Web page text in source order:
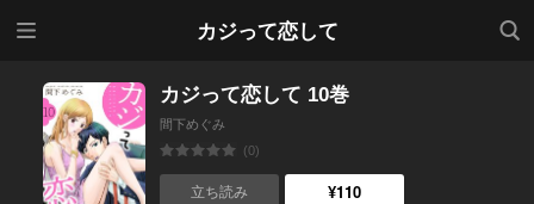
カジって恋して
検索
カジって恋して 10巻
間下めぐみ
(0)
立ち読み ¥110